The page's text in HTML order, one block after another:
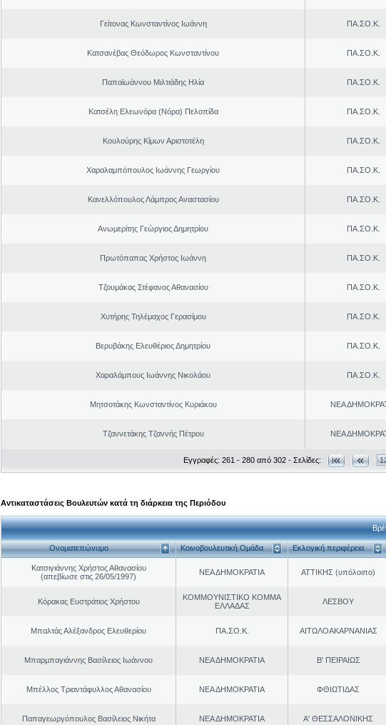
Γείτονας Κωνσταντίνος Ιωάννη ΠΑ.ΣΟ.Κ.
Κατσανέβας Θεόδωρος Κωνσταντίνου ΠΑ.ΣΟ.Κ.
Παπαϊωάννου Μιλτιάδης Ηλία ΠΑ.ΣΟ.Κ.
Κατσέλη Ελεωνόρα (Νόρα) Πελοπίδα ΠΑ.ΣΟ.Κ.
Κουλούρης Κίμων Αριστοτέλη ΠΑ.ΣΟ.Κ.
Χαραλαμπόπουλος Ιωάννης Γεωργίου ΠΑ.ΣΟ.Κ.
Κανελλόπουλος Λάμπρος Αναστασίου ΠΑ.ΣΟ.Κ.
Ανωμερίτης Γεώργιος Δημητρίου ΠΑ.ΣΟ.Κ.
Πρωτόπαπας Χρήστος Ιωάννη ΠΑ.ΣΟ.Κ.
Τζουμάκας Στέφανος Αθανασίου ΠΑ.ΣΟ.Κ.
Χυτήρης Τηλέμαχος Γερασίμου ΠΑ.ΣΟ.Κ.
Βερυβάκης Ελευθέριος Δημητρίου ΠΑ.ΣΟ.Κ.
Χαραλάμπους Ιωάννης Νικολάου ΠΑ.ΣΟ.Κ.
Μητσοτάκης Κωνσταντίνος Κυριάκου ΝΕΑ
Τζαννετάκης Τζαννής Πέτρου ΝΕΑ
Εγγραφές: 261 - 280 από 302 - Σελίδες:
Αντικαταστάσεις Βουλευτών κατά τη διάρκεια της Περιόδου
Ονοματεπώνυμο Κοινοβουλευτική Ομάδα Εκλογική περιφέρεια
Κατσιγιάννης Χρήστος Αθανασίου
(απεβίωσε στις 26/05/1997)
ΝΕΑ ΔΗΜΟΚΡΑΤΙΑ ΑΤΤΙΚΗΣ (υπόλοιπο)
Κόρακας Ευστράτιος Χρήστου
ΚΟΜΜΟΥΝΙΣΤΙΚΟ ΚΟΜΜΑ
ΕΛΛΑΔΑΣ
ΛΕΣΒΟΥ
Μπαλτάς Αλέξανδρος Ελευθερίου ΠΑ.ΣΟ.Κ. ΑΙΤΩΛΟΑΚΑΡΝΑΝΙΑΣ
Μπαρμπαγιάννης Βασίλειος Ιωάννου ΝΕΑ ΔΗΜΟΚΡΑΤΙΑ Β' ΠΕΙΡΑΙΩΣ
Μπέλλος Τριαντάφυλλος Αθανασίου ΝΕΑ ΔΗΜΟΚΡΑΤΙΑ ΦΘΙΩΤΙΔΑΣ
Παπαγεωργόπουλος Βασίλειος Νικήτα ΝΕΑ ΔΗΜΟΚΡΑΤΙΑ Α' ΘΕΣΣΑΛΟΝΙΚΗΣ